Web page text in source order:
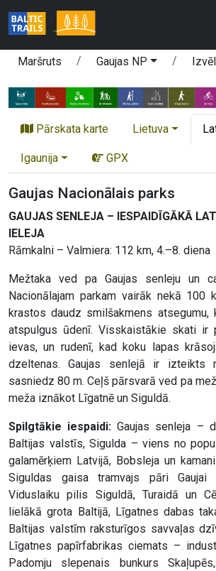
Maršruts Gaujas NP
Pārskata karte Lietuva
Igaunija GPX
Gaujas Nacionālais parks
GAUJAS SENLEJA – IESPAIDĪGĀKĀ
IELEJA
Rāmkalni – Valmiera: 112 km, 4.–8. diena
Mežtaka ved pa Gaujas senleju un
Nacionālajam parkam vairāk nekā 100
krastos daudz smilšakmens atsegumu,
atspulgus ūdenī. Visskaistākie skati ir
ievas, un rudenī, kad koku lapas
dzeltenas. Gaujas senlejā ir izteikts
sasniedz 80 m. Ceļš pārsvarā ved pa
meža iznākot Līgatnē un Siguldā.
Spilgtākie iespaidi: Gaujas senleja –
Baltijas valstīs, Sigulda – viens no
galamērķiem Latvijā, Bobsleja un
Siguldas gaisa tramvajs pāri
Viduslaiku pilis Siguldā, Turaidā un
lielākā grota Baltijā, Līgatnes dabas
Baltijas valstīm raksturīgos savvaļas
Līgatnes papīrfabrikas ciemats –
Padomju slepenais bunkurs